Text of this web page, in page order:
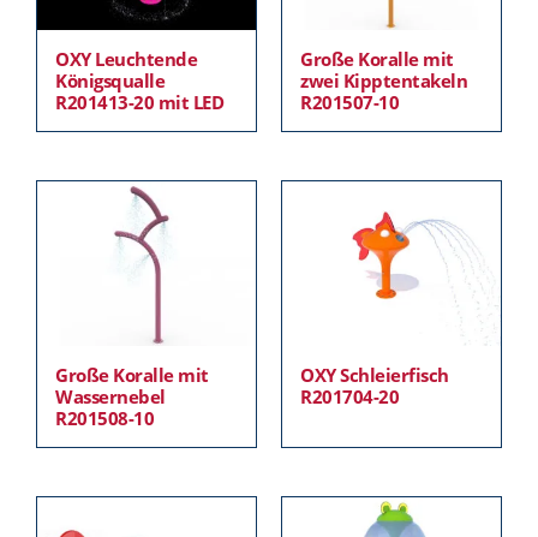
OXY Leuchtende
Königsqualle
R201413-20 mit LED
Große Koralle mit
zwei Kipptentakeln
R201507-10
Große Koralle mit
Wassernebel
R201508-10
OXY Schleierfisch
R201704-20